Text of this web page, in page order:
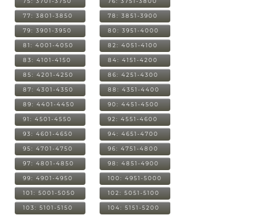
77: 3801-3850 78: 3851-3900
79: 3901-3950 80: 3951-4000
81: 4001-4050 82: 4051-4100
83: 4101-4150 84: 4151-4200
85: 4201-4250 86: 4251-4300
87: 4301-4350 88: 4351-4400
89: 4401-4450 90: 4451-4500
91: 4501-4550 92: 4551-4600
93: 4601-4650 94: 4651-4700
95: 4701-4750 96: 4751-4800
97: 4801-4850 98: 4851-4900
99: 4901-4950 100: 4951-5000
101: 5001-5050 102: 5051-5100
103: 5101-5150 104: 5151-5200